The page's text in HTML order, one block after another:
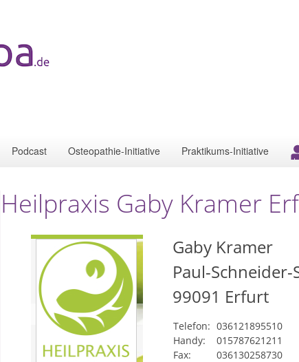
Podcast Osteopathie-Initiative Praktikums-Initiative
Heilpraxis Gaby Kramer
Gaby Kramer
Paul-Schneider-
99091 Erfurt
Telefon: 036121895510
Handy:
015787621211
Fax:
036130258730